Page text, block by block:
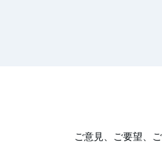
ご意見、ご要望、